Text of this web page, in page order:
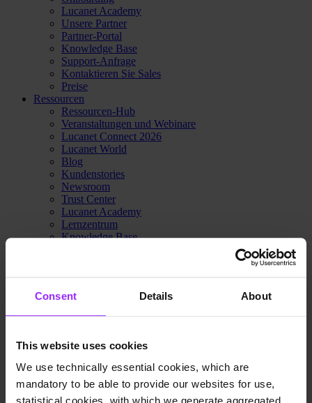
Consent Details About
This website uses cookies
We use technically essential cookies, which are
mandatory to be able to provide our websites for use,
Lucanet Academy
Unsere Partner
Partner-Portal
Knowledge Base
Support-Anfrage
Kontaktieren Sie Sales
Preise
Ressourcen
Ressourcen-Hub
Veranstaltungen und Webinare
Lucanet Connect 2026
Lucanet World
Blog
Kundenstories
Newsroom
Trust Center
Lucanet Academy
Lernzentrum
Knowledge Base
Kontaktieren Sie Sales
Warum Lucanet
Trust Center
Kontaktieren Sie Sales
Preise